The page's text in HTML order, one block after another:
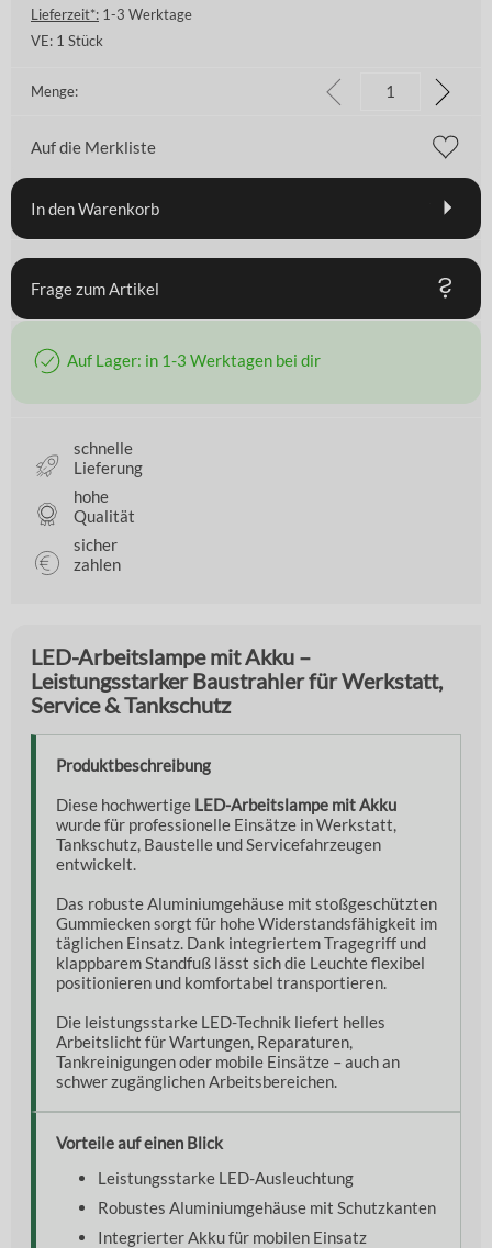
Lieferzeit*: 1-3 Werktage
VE: 1 Stück
Menge:
Auf die Merkliste
In den Warenkorb
Frage zum Artikel
Auf Lager: in 1-3 Werktagen bei dir
schnelle
Lieferung
hohe
Qualität
sicher
zahlen
LED-Arbeitslampe mit Akku –
Leistungsstarker Baustrahler für Werkstatt,
Service & Tankschutz
Produktbeschreibung
Diese hochwertige LED-Arbeitslampe mit Akku
wurde für professionelle Einsätze in Werkstatt,
Tankschutz, Baustelle und Servicefahrzeugen
entwickelt.
Das robuste Aluminiumgehäuse mit stoßgeschützten
Gummiecken sorgt für hohe Widerstandsfähigkeit im
täglichen Einsatz. Dank integriertem Tragegriff und
klappbarem Standfuß lässt sich die Leuchte flexibel
positionieren und komfortabel transportieren.
Die leistungsstarke LED-Technik liefert helles
Arbeitslicht für Wartungen, Reparaturen,
Tankreinigungen oder mobile Einsätze – auch an
schwer zugänglichen Arbeitsbereichen.
Vorteile auf einen Blick
Leistungsstarke LED-Ausleuchtung
Robustes Aluminiumgehäuse mit Schutzkanten
Integrierter Akku für mobilen Einsatz